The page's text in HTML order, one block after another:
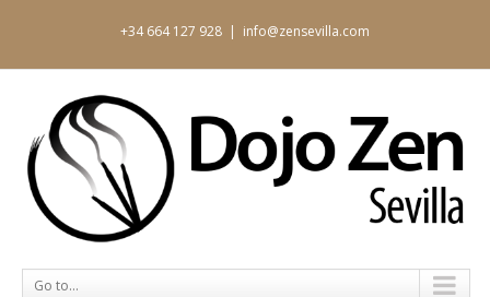
+34 664 127 928 | info@zensevilla.com
Go to...